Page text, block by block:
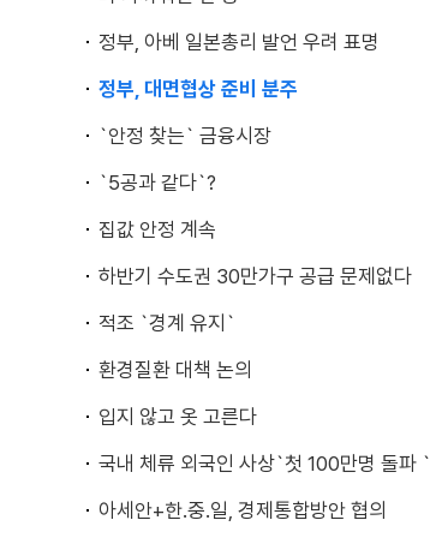
정부, 아베 일본총리 발언 우려 표명
정부, 대면협상 준비 분주
`안정 찾는` 금융시장
`5공과 같다`?
집값 안정 계속
하반기 수도권 30만가구 공급 문제없다
적조 `경계 유지`
환경질환 대책 논의
입지 않고 옷 고른다
국내 체류 외국인 사상`첫 100만명 돌파 `
아세안+한.중.일, 경제통합방안 협의